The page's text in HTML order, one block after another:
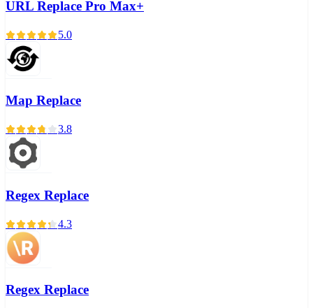
URL Replace Pro Max+
5.0
Map Replace
3.8
Regex Replace
4.3
Regex Replace